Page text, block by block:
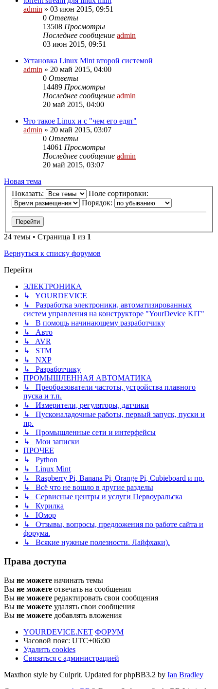
admin » 03 июн 2015, 09:51
0 Ответы
13508 Просмотры
Последнее сообщение admin
03 июн 2015, 09:51
Установка Linux Mint второй системой
admin » 20 май 2015, 04:00
0 Ответы
14489 Просмотры
Последнее сообщение admin
20 май 2015, 04:00
Что такое Linux и с "чем его едят"
admin » 20 май 2015, 03:07
0 Ответы
14061 Просмотры
Последнее сообщение admin
20 май 2015, 03:07
Новая тема
Показать:
Поле сортировки:
Порядок:
24 темы • Страница 1 из 1
Вернуться к списку форумов
Перейти
ЭЛЕКТРОНИКА
↳ YOURDEVICE
↳ Разработка электроники, автоматизированных
систем управления на конструкторе "YourDevice KIT"
↳ В помощь начинающему разработчику
↳ Авто
↳ AVR
↳ STM
↳ NXP
↳ Разработчику
ПРОМЫШЛЕННАЯ АВТОМАТИКА
↳ Преобразователи частоты, устройства плавного
пуска и т.п.
↳ Измерители, регуляторы, датчики
↳ Пусконаладочные работы, первый запуск, пуски и
пр.
↳ Промышленные сети и интерфейсы
↳ Мои записки
ПРОЧЕЕ
↳ Python
↳ Linux Mint
↳ Raspberry Pi, Banana Pi, Orange Pi, Cubieboard и пр.
↳ Всё что не вошло в другие разделы
↳ Сервисные центры и услуги Первоуральска
↳ Курилка
↳ Юмор
↳ Отзывы, вопросы, предложения по работе сайта и
форума.
↳ Всякие нужные полезности. Лайфхаки).
Права доступа
Вы не можете начинать темы
Вы не можете отвечать на сообщения
Вы не можете редактировать свои сообщения
Вы не можете удалять свои сообщения
Вы не можете добавлять вложения
YOURDEVICE.NET ФОРУМ
Часовой пояс: UTC+06:00
Удалить cookies
Связаться с администрацией
Maxthon style by Culprit. Updated for phpBB3.2 by Ian Bradley